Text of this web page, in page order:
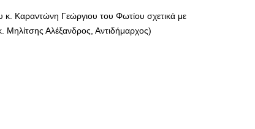
Καραντώνη Γεώργιου του Φωτίου σχετικά με
Αλέξανδρος, Αντιδήμαρχος)